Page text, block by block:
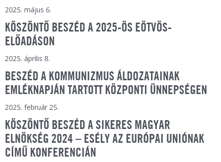
2025. május 6.
KÖSZÖNTŐ BESZÉD A 2025-ÖS EÖTVÖS-
ELŐADÁSON
2025. április 8.
BESZÉD A KOMMUNIZMUS ÁLDOZATAINAK
EMLÉKNAPJÁN TARTOTT KÖZPONTI ÜNNEPSÉGEN
2025. február 25.
KÖSZÖNTŐ BESZÉD A SIKERES MAGYAR
ELNÖKSÉG 2024 – ESÉLY AZ EURÓPAI UNIÓNAK
CÍMŰ KONFERENCIÁN